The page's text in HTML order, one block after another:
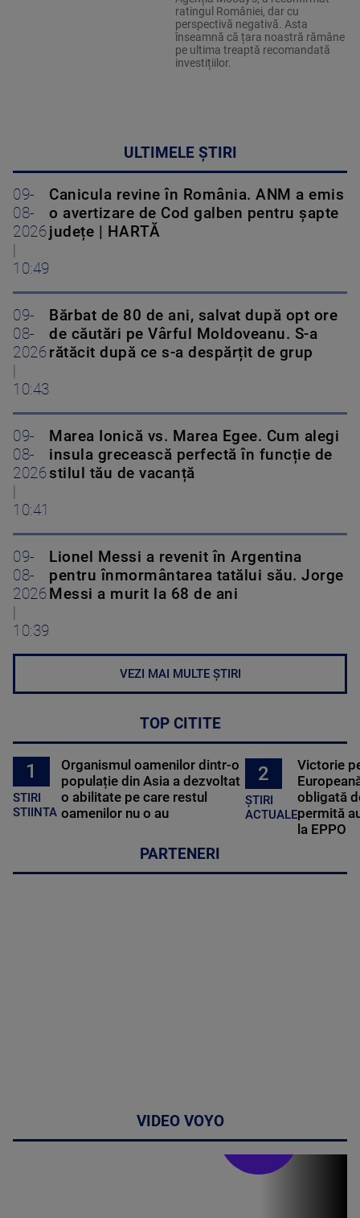
ratingul României, dar cu
perspectivă negativă. Asta
înseamnă că țara noastră rămâne
pe ultima treaptă recomandată
investițiilor.
ULTIMELE ȘTIRI
09-
08-
2026
|
10:49
Canicula revine în România. ANM a emis
o avertizare de Cod galben pentru șapte
județe | HARTĂ
09-
08-
2026
|
10:43
Bărbat de 80 de ani, salvat după opt ore
de căutări pe Vârful Moldoveanu. S-a
rătăcit după ce s-a despărțit de grup
09-
08-
2026
|
10:41
Marea Ionică vs. Marea Egee. Cum alegi
insula grecească perfectă în funcție de
stilul tău de vacanță
09-
08-
2026
|
10:39
Lionel Messi a revenit în Argentina
pentru înmormântarea tatălui său. Jorge
Messi a murit la 68 de ani
VEZI MAI MULTE ȘTIRI
TOP CITITE
1
STIRI
STIINTA
Organismul oamenilor dintr-o
populație din Asia a dezvoltat
o abilitate pe care restul
oamenilor nu o au
2
ȘTIRI
ACTUALE
Victorie
obligată
permită
la EPPO
PARTENERI
VIDEO VOYO